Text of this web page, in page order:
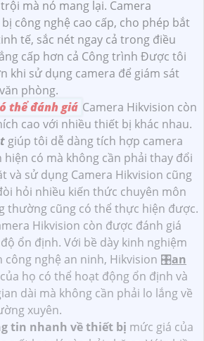
mà nó mang lại. Camera
công nghệ cao cấp, cho phép bắt
tế, sắc nét ngay cả trong điều
cấp hơn cả Công trình Được tôi
khi sử dụng camera để giám sát
phòng.
thể đánh giá Camera Hikvision còn
cao với nhiều thiết bị khác nhau.
giúp tôi dễ dàng tích hợp camera
có mà không cần phải thay đổi
và sử dụng Camera Hikvision cũng
hỏi nhiều kiến thức chuyên môn
thường cũng có thể thực hiện được.
Hikvision còn được đánh giá
ổn định. Với bề dày kinh nghiệm
công nghệ an ninh, Hikvision 🎛an
họ có thể hoạt động ổn định và
dài mà không cần phải lo lắng về
xuyên.
tin nhanh về thiết bị mức giá của